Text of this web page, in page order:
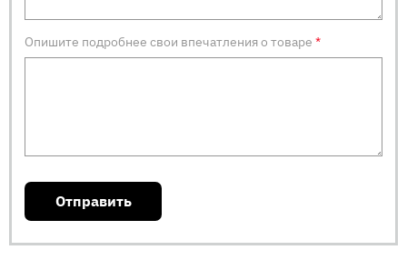
Опишите подробнее свои впечатления о товаре*